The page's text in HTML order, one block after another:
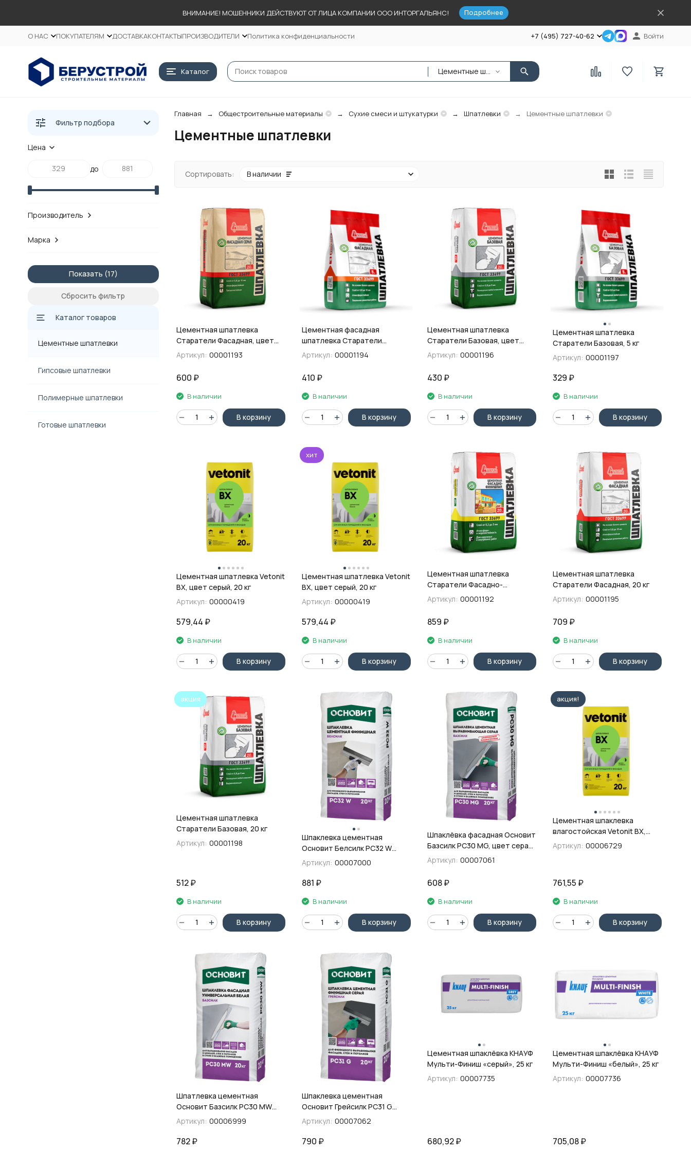
ВНИМАНИЕ! МОШЕННИКИ ДЕЙСТВУЮТ ОТ ЛИЦА КОМПАНИИ ООО ИНТОРГАЛЬЯНС! Подробнее
О НАС ПОКУПАТЕЛЯМ ДОСТАВКАКОНТАКТЫПРОИЗВОДИТЕЛИ Политика конфиденциальности +7 (495) 727-40-62 Войти
Каталог Цементные шпатлевки
Главная Общестроительные материалы Сухие смеси и штукатурки Шпатлевки Цементные шпатлевки
Цементные шпатлевки
Сортировать: В наличии
Цементная шпатлевка
Старатели Фасадная, цвет
серая, 20 кг
Артикул: 00001193
600 ₽
В наличии
В корзину
Цементная фасадная
шпатлевка Старатели
Фасадная, 5 кг
Артикул: 00001194
410 ₽
В наличии
В корзину
Цементная шпатлевка
Старатели Базовая, цвет
серая, 20 кг
Артикул: 00001196
430 ₽
В наличии
В корзину
Цементная шпатлевка
Старатели Базовая, 5 кг
Артикул: 00001197
329 ₽
В наличии
В корзину
Цементная шпатлевка Vetonit
ВХ, цвет серый, 20 кг
Артикул: 00000419
579,44 ₽
В наличии
В корзину
хит
Цементная шпатлевка Vetonit
ВХ, цвет серый, 20 кг
Артикул: 00000419
579,44 ₽
В наличии
В корзину
Цементная шпатлевка
Старатели Фасадно-
Финишная, 20 кг
Артикул: 00001192
859 ₽
В наличии
В корзину
Цементная шпатлевка
Старатели Фасадная, 20 кг
Артикул: 00001195
709 ₽
В наличии
В корзину
акция
Цементная шпатлевка
Старатели Базовая, 20 кг
Артикул: 00001198
512 ₽
В наличии
В корзину
Шпаклевка цементная
Основит Белсилк PC32 W
финишная, белая, 20 кг
Артикул: 00007000
881 ₽
В наличии
В корзину
Шпаклёвка фасадная Основит
Базсилк PC30 MG, цвет серая,
20 кг
Артикул: 00007061
608 ₽
В наличии
В корзину
акция!
Цементная шпаклевка
влагостойская Vetonit ВХ,
белый 20 кг
Артикул: 00006729
761,55 ₽
В наличии
В корзину
Шпатлевка цементная
Основит Базсилк PC30 MW
белая фасадная, 20 кг
Артикул: 00006999
782 ₽
Шпаклевка цементная
Основит Грейсилк PC31 G
суперфинишная, цвет серый,
20 кг
Артикул: 00007062
790 ₽
Цементная шпаклёвка КНАУФ
Мульти-Финиш «серый», 25 кг
Артикул: 00007735
680,92 ₽
Цементная шпаклёвка КНАУФ
Мульти-Финиш «белый», 25 кг
Артикул: 00007736
705,08 ₽
Фильтр подбора
Цена
до
Производитель
Марка
Показать
Сбросить фильтр
Каталог товаров
Цементные шпатлевки
Гипсовые шпатлевки
Полимерные шпатлевки
Готовые шпатлевки